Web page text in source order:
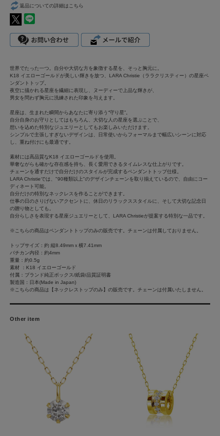
返品についての詳細はこちら
世界でたった一つ。自分や大切な方を象徴する星を、そっと胸元に。
K18 イエローゴールドが美しい輝きを放つ、LARA Christie（ララクリスティー）の星座ペ
ンダントトップ。
夜空に描かれる星座を繊細に表現し、ヌーディーで上品な輝きが、
男女を問わず胸元に洗練された印象を与えます。
星座は、生まれた瞬間からあなたに寄り添う“守り星”。
自分自身のお守りとしてはもちろん、大切な人の星座を選ぶことで、
想いを込めた特別なジュエリーとしてもお楽しみいただけます。
シンプルで主張しすぎないデザインは、日常使いからフォーマルまで幅広いシーンに対応
し、重ね付けにも最適です。
素材には高品質なK18 イエローゴールドを使用。
華奢ながらも確かな存在感を持ち、長く愛用できるタイムレスな仕上がりです。
チェーンを通すだけで自分だけのスタイルが完成するペンダントトップ仕様。
LARA Christieでは、"90種類以上"のデザインチェーンを取り揃えているので、自由にコー
ディネート可能。
自分だけの特別なネックレスを作ることができます。
仕事の日のさりげないアクセントに、休日のリラックススタイルに、そして大切な記念日
の贈り物としても。
自分らしさを表現する星座ジュエリーとして、LARA Christieが提案する特別な一品です。
※こちらの商品はペンダントトップのみの販売です。チェーンは付属しておりません。
トップサイズ：約 縦8.49mmｘ横7.41mm
バチカン内径：約4mm
重量：約0.5g
素材 ：K18 イエローゴールド
付属：ブランド純正ボックス/紙袋/品質証明書
製造国：日本(Made in Japan)
※こちらの商品は【ネックレストップのみ】の販売です。チェーンは付属いたしません。
Other item